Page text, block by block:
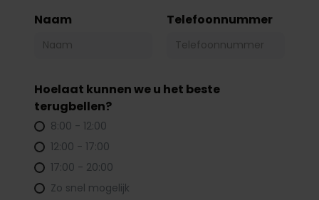
Naam
Telefoonnummer
Hoelaat kunnen we u het beste
terugbellen?
8:00 - 12:00
12:00 - 17:00
17:00 - 20:00
Zo snel mogelijk